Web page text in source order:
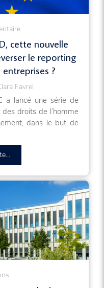
cette nouvelle
le reporting
?
Favrel
a lancé une série de
droits de l’homme
dans le but de